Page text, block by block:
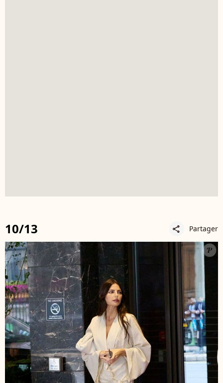
10/13 share Partager